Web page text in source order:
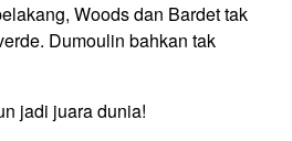
Woods dan Bardet tak
Dumoulin bahkan tak
jadi juara dunia!